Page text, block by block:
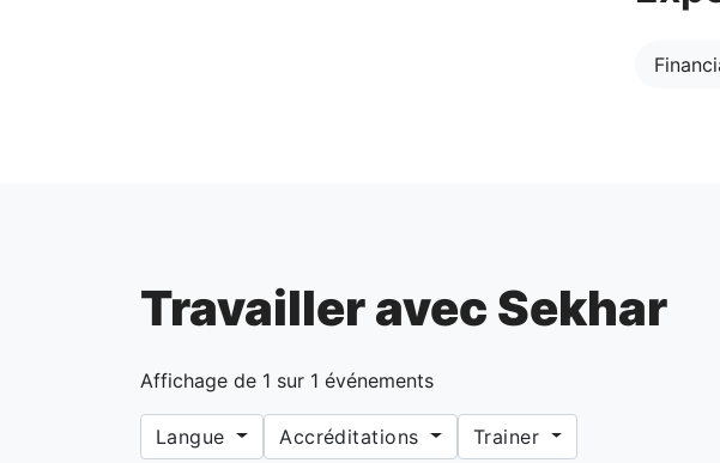
Travailler avec Sekhar
Affichage de 1 sur 1 événements
Langue Accréditations Trainer